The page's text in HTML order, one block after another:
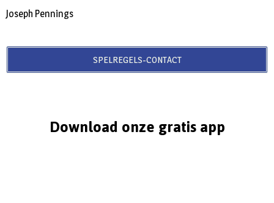
Joseph Pennings
SPELREGELS-CONTACT
Download onze gratis app